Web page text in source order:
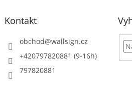
Kontakt
obchod@wallsign.cz
+420797820881 (9-16h)
797820881